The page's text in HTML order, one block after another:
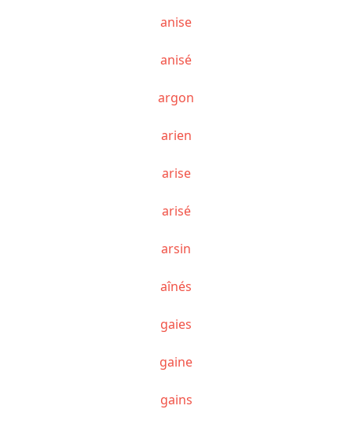
anise
anisé
argon
arien
arise
arisé
arsin
aînés
gaies
gaine
gains